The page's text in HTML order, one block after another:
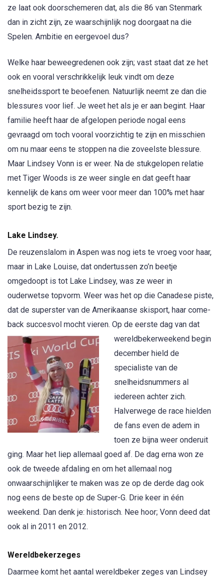
ze laat ook doorschemeren dat, als die 86 van Stenmark
dan in zicht zijn, ze waarschijnlijk nog doorgaat na die
Spelen. Ambitie en eergevoel dus?
Welke haar beweegredenen ook zijn; vast staat dat ze het
ook en vooral verschrikkelijk leuk vindt om deze
snelheidssport te beoefenen. Natuurlijk neemt ze dan die
blessures voor lief. Je weet het als je er aan begint. Haar
familie heeft haar de afgelopen periode nogal eens
gevraagd om toch vooral voorzichtig te zijn en misschien
om nu maar eens te stoppen na die zoveelste blessure.
Maar Lindsey Vonn is er weer. Na de stukgelopen relatie
met Tiger Woods is ze weer single en dat geeft haar
kennelijk de kans om weer voor meer dan 100% met haar
sport bezig te zijn.
Lake Lindsey.
De reuzenslalom in Aspen was nog iets te vroeg voor haar,
maar in Lake Louise, dat ondertussen zo’n beetje
omgedoopt is tot Lake Lindsey, was ze weer in
ouderwetse topvorm. Weer was het op die Canadese piste,
dat de superster van de Amerikaanse skisport, haar come-
back succesvol mocht vieren. Op de eerste dag van dat
wereldbekerweekend begin
december hield de
specialiste van de
snelheidsnummers al
iedereen achter zich.
Halverwege de race hielden
de fans even de adem in
toen ze bijna weer onderuit
ging. Maar het liep allemaal goed af. De dag erna won ze
ook de tweede afdaling en om het allemaal nog
onwaarschijnlijker te maken was ze op de derde dag ook
nog eens de beste op de Super-G. Drie keer in één
weekend. Dan denk je: historisch. Nee hoor; Vonn deed dat
ook al in 2011 en 2012.
Wereldbekerzeges
Daarmee komt het aantal wereldbeker zeges van Lindsey